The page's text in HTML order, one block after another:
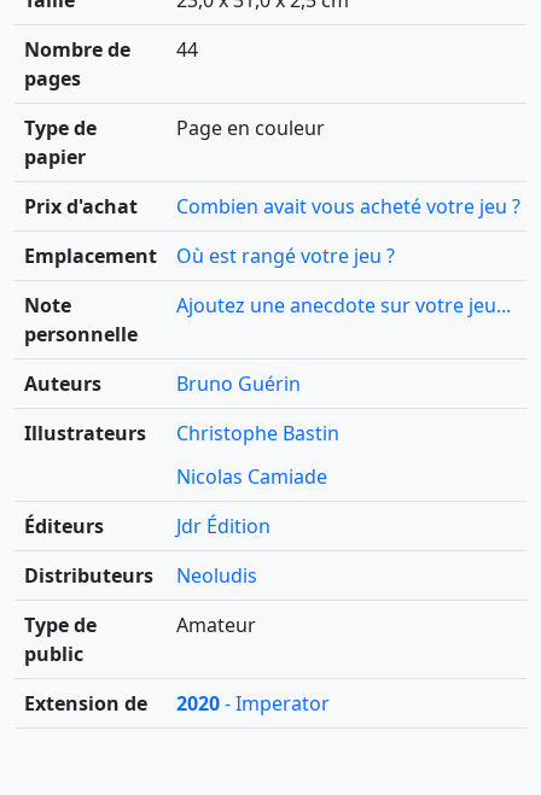
Nombre de
pages
44
Type de
papier
Page en couleur
Prix d'achat
Combien avait vous acheté votre jeu ?
Emplacement
Où est rangé votre jeu ?
Note
personnelle
Ajoutez une anecdote sur votre jeu...
Auteurs
Bruno Guérin
Illustrateurs
Christophe Bastin
Nicolas Camiade
Éditeurs
Jdr Édition
Distributeurs
Neoludis
Type de
public
Amateur
Extension de 2020- Imperator